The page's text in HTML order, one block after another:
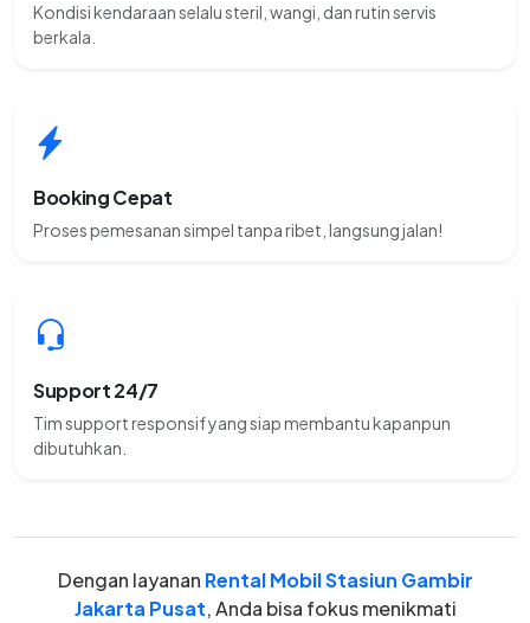
Kondisi kendaraan selalu steril, wangi, dan rutin servis
berkala.
Booking Cepat
Proses pemesanan simpel tanpa ribet, langsung jalan!
Support 24/7
Tim support responsif yang siap membantu kapanpun
dibutuhkan.
Dengan layanan Rental Mobil Stasiun Gambir
Jakarta Pusat, Anda bisa fokus menikmati